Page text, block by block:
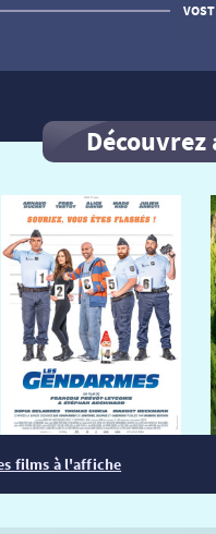
VOST
Découvrez
films à l'affiche